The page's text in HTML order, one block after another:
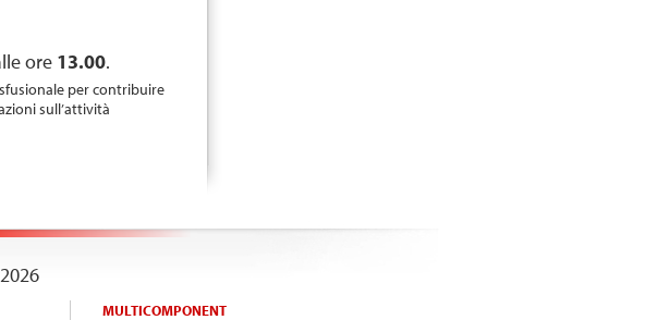
ore 13.00.
per contribuire
sull’attività
MULTICOMPONENT